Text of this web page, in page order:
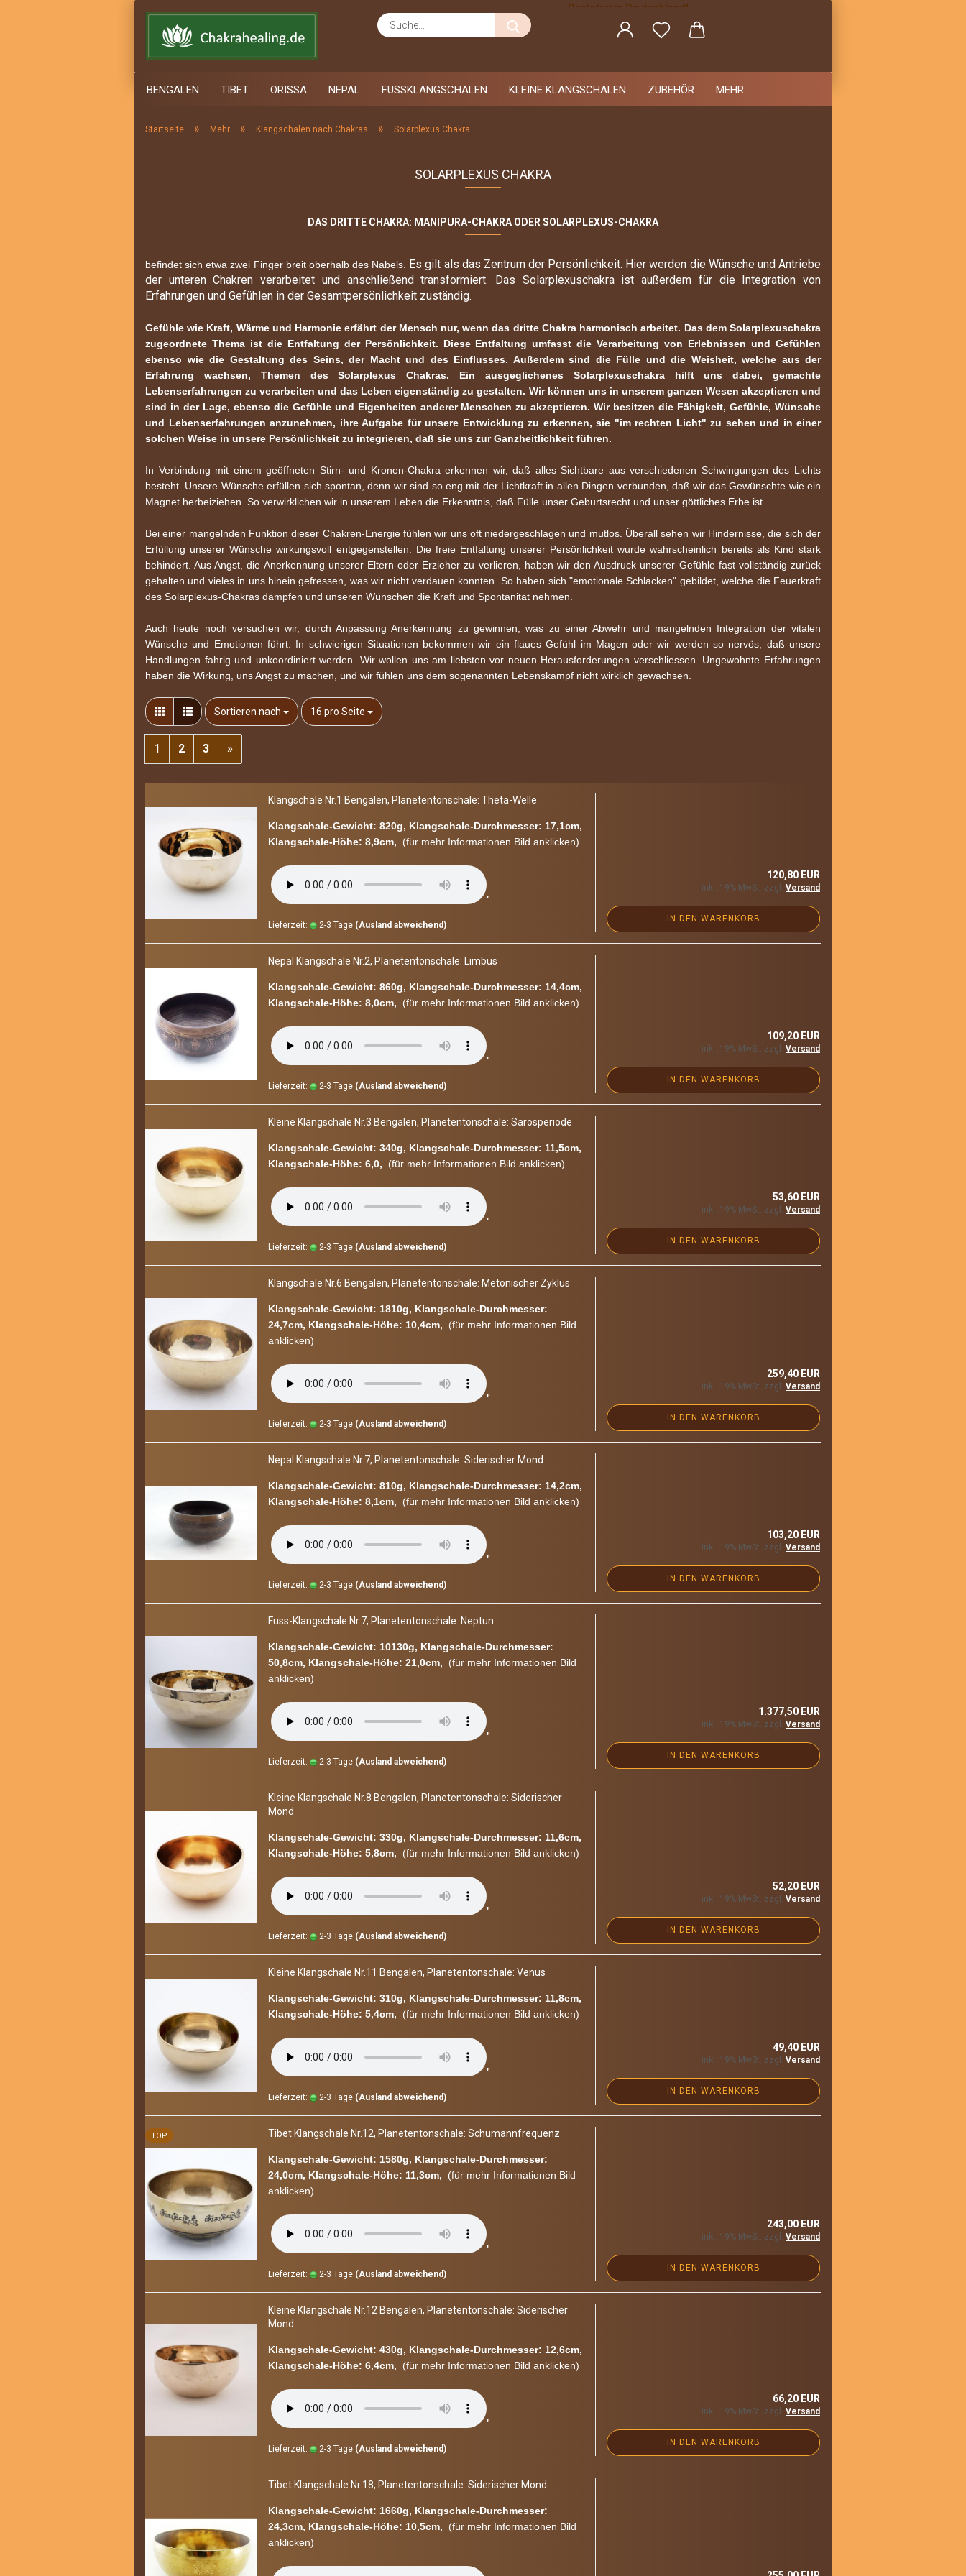
Suche...
Portofrei in Deutschland!
Zahlung auf Rechnung!
BENGALEN TIBET ORISSA NEPAL FUSSKLANGSCHALEN KLEINE KLANGSCHALEN ZUBEHÖR MEHR
Scheitelchakra
Widder
Krebs
Loewe
Waage
Skorpion
Schuetze
Steinbock
Ceres
Eros-Ton
Hopiton
Jahreston-OM
Lilith
Limbus
Mars
Meisterton
Merkur
Mondknotenumlauf
Mondkulmination
Neptun
Pi-Frequenz
Pluto
Sarosperiode
Schumannfrequenz
Siderischer-Mond
Sonnenton
Wasserstoffgamma
Startseite » Mehr » Klangschalen nach Chakras » Solarplexus Chakra
SOLARPLEXUS CHAKRA
DAS DRITTE CHAKRA: MANIPURA-CHAKRA ODER SOLARPLEXUS-CHAKRA
befindet sich etwa zwei Finger breit oberhalb des Nabels. Es gilt als das Zentrum der Persönlichkeit. Hier werden die Wünsche und Antriebe
der unteren Chakren verarbeitet und anschließend transformiert. Das Solarplexuschakra ist außerdem für die Integration von
Erfahrungen und Gefühlen in der Gesamtpersönlichkeit zuständig.
Gefühle wie Kraft, Wärme und Harmonie erfährt der Mensch nur, wenn das dritte Chakra harmonisch arbeitet. Das dem Solarplexuschakra
zugeordnete Thema ist die Entfaltung der Persönlichkeit. Diese Entfaltung umfasst die Verarbeitung von Erlebnissen und Gefühlen
ebenso wie die Gestaltung des Seins, der Macht und des Einflusses. Außerdem sind die Fülle und die Weisheit, welche aus der
Erfahrung wachsen, Themen des Solarplexus Chakras. Ein ausgeglichenes Solarplexuschakra hilft uns dabei, gemachte
Lebenserfahrungen zu verarbeiten und das Leben eigenständig zu gestalten. Wir können uns in unserem ganzen Wesen akzeptieren und
sind in der Lage, ebenso die Gefühle und Eigenheiten anderer Menschen zu akzeptieren. Wir besitzen die Fähigkeit, Gefühle, Wünsche
und Lebenserfahrungen anzunehmen, ihre Aufgabe für unsere Entwicklung zu erkennen, sie "im rechten Licht" zu sehen und in einer
solchen Weise in unsere Persönlichkeit zu integrieren, daß sie uns zur Ganzheitlichkeit führen.
In Verbindung mit einem geöffneten Stirn- und Kronen-Chakra erkennen wir, daß alles Sichtbare aus verschiedenen Schwingungen des Lichts
besteht. Unsere Wünsche erfüllen sich spontan, denn wir sind so eng mit der Lichtkraft in allen Dingen verbunden, daß wir das Gewünschte wie ein
Magnet herbeiziehen. So verwirklichen wir in unserem Leben die Erkenntnis, daß Fülle unser Geburtsrecht und unser göttliches Erbe ist.
Bei einer mangelnden Funktion dieser Chakren-Energie fühlen wir uns oft niedergeschlagen und mutlos. Überall sehen wir Hindernisse, die sich der
Erfüllung unserer Wünsche wirkungsvoll entgegenstellen. Die freie Entfaltung unserer Persönlichkeit wurde wahrscheinlich bereits als Kind stark
behindert. Aus Angst, die Anerkennung unserer Eltern oder Erzieher zu verlieren, haben wir den Ausdruck unserer Gefühle fast vollständig zurück
gehalten und vieles in uns hinein gefressen, was wir nicht verdauen konnten. So haben sich "emotionale Schlacken" gebildet, welche die Feuerkraft
des Solarplexus-Chakras dämpfen und unseren Wünschen die Kraft und Spontanität nehmen.
Auch heute noch versuchen wir, durch Anpassung Anerkennung zu gewinnen, was zu einer Abwehr und mangelnden Integration der vitalen
Wünsche und Emotionen führt. In schwierigen Situationen bekommen wir ein flaues Gefühl im Magen oder wir werden so nervös, daß unsere
Handlungen fahrig und unkoordiniert werden. Wir wollen uns am liebsten vor neuen Herausforderungen verschliessen. Ungewohnte Erfahrungen
haben die Wirkung, uns Angst zu machen, und wir fühlen uns dem sogenannten Lebenskampf nicht wirklich gewachsen.
Sortieren nach
Sortieren nach 16 pro Seite
pro Seite
1 2 3 »
Klang­scha­le Nr.1 Ben­ga­len, Pla­ne­ten­ton­scha­le: Theta-​​Welle
Klangschale-​Gewicht: 820g, Klangschale-​Durchmesser: 17,1cm,
Klangschale-​Höhe: 8,9cm, (für mehr In­for­ma­tio­nen Bild an­kli­cken)
"
Lieferzeit: 2-3 Tage (Ausland abweichend)
120,80 EUR
inkl. 19% MwSt. zzgl. Versand
IN DEN WARENKORB
Nepal Klang­scha­le Nr.2, Pla­ne­ten­ton­scha­le: Lim­bus
Klangschale-​Gewicht: 860g, Klangschale-​Durchmesser: 14,4cm,
Klangschale-​Höhe: 8,0cm, (für mehr In­for­ma­tio­nen Bild an­kli­cken)
"
Lieferzeit: 2-3 Tage (Ausland abweichend)
109,20 EUR
inkl. 19% MwSt. zzgl. Versand
IN DEN WARENKORB
Klei­ne Klang­scha­le Nr.3 Ben­ga­len, Pla­ne­ten­ton­scha­le: Sa­rospe­ri­ode
Klangschale-​Gewicht: 340g, Klangschale-​Durchmesser: 11,5cm,
Klangschale-​Höhe: 6,0, (für mehr In­for­ma­tio­nen Bild an­kli­cken)
"
Lieferzeit: 2-3 Tage (Ausland abweichend)
53,60 EUR
inkl. 19% MwSt. zzgl. Versand
IN DEN WARENKORB
Klang­scha­le Nr.6 Ben­ga­len, Pla­ne­ten­ton­scha­le: Me­to­ni­scher Zy­klus
Klangschale-​Gewicht: 1810g, Klangschale-​Durchmesser:
24,7cm, Klangschale-​Höhe: 10,4cm, (für mehr In­for­ma­tio­nen Bild
an­kli­cken)
"
Lieferzeit: 2-3 Tage (Ausland abweichend)
259,40 EUR
inkl. 19% MwSt. zzgl. Versand
IN DEN WARENKORB
Nepal Klang­scha­le Nr.7, Pla­ne­ten­ton­scha­le: Si­de­ri­scher Mond
Klangschale-​Gewicht: 810g, Klangschale-​Durchmesser: 14,2cm,
Klangschale-​Höhe: 8,1cm, (für mehr In­for­ma­tio­nen Bild an­kli­cken)
"
Lieferzeit: 2-3 Tage (Ausland abweichend)
103,20 EUR
inkl. 19% MwSt. zzgl. Versand
IN DEN WARENKORB
Fuss-​Klang­scha­le Nr.7, Pla­ne­ten­ton­scha­le: Nep­tun
Klangschale-​Gewicht: 10130g, Klangschale-​Durchmesser:
50,8cm, Klangschale-​Höhe: 21,0cm, (für mehr In­for­ma­tio­nen Bild
an­kli­cken)
"
Lieferzeit: 2-3 Tage (Ausland abweichend)
1.377,50 EUR
inkl. 19% MwSt. zzgl. Versand
IN DEN WARENKORB
Klei­ne Klang­scha­le Nr.8 Ben­ga­len, Pla­ne­ten­ton­scha­le: Si­de­ri­scher
Mond
Klangschale-​Gewicht: 330g, Klangschale-​Durchmesser: 11,6cm,
Klangschale-​Höhe: 5,8cm, (für mehr In­for­ma­tio­nen Bild an­kli­cken)
"
Lieferzeit: 2-3 Tage (Ausland abweichend)
52,20 EUR
inkl. 19% MwSt. zzgl. Versand
IN DEN WARENKORB
Klei­ne Klang­scha­le Nr.11 Ben­ga­len, Pla­ne­ten­ton­scha­le: Venus
Klangschale-​Gewicht: 310g, Klangschale-​Durchmesser: 11,8cm,
Klangschale-​Höhe: 5,4cm, (für mehr In­for­ma­tio­nen Bild an­kli­cken)
"
Lieferzeit: 2-3 Tage (Ausland abweichend)
49,40 EUR
inkl. 19% MwSt. zzgl. Versand
IN DEN WARENKORB
TOP Tibet Klang­scha­le Nr.12, Pla­ne­ten­ton­scha­le: Schu­mann­fre­quenz
Klangschale-​Gewicht: 1580g, Klangschale-​Durchmesser:
24,0cm, Klangschale-​Höhe: 11,3cm, (für mehr In­for­ma­tio­nen Bild
an­kli­cken)
"
Lieferzeit: 2-3 Tage (Ausland abweichend)
243,00 EUR
inkl. 19% MwSt. zzgl. Versand
IN DEN WARENKORB
Klei­ne Klang­scha­le Nr.12 Ben­ga­len, Pla­ne­ten­ton­scha­le: Si­de­ri­scher
Mond
Klangschale-​Gewicht: 430g, Klangschale-​Durchmesser: 12,6cm,
Klangschale-​Höhe: 6,4cm, (für mehr In­for­ma­tio­nen Bild an­kli­cken)
"
Lieferzeit: 2-3 Tage (Ausland abweichend)
66,20 EUR
inkl. 19% MwSt. zzgl. Versand
IN DEN WARENKORB
Tibet Klang­scha­le Nr.18, Pla­ne­ten­ton­scha­le: Si­de­ri­scher Mond
Klangschale-​Gewicht: 1660g, Klangschale-​Durchmesser:
24,3cm, Klangschale-​Höhe: 10,5cm, (für mehr In­for­ma­tio­nen Bild
an­kli­cken)